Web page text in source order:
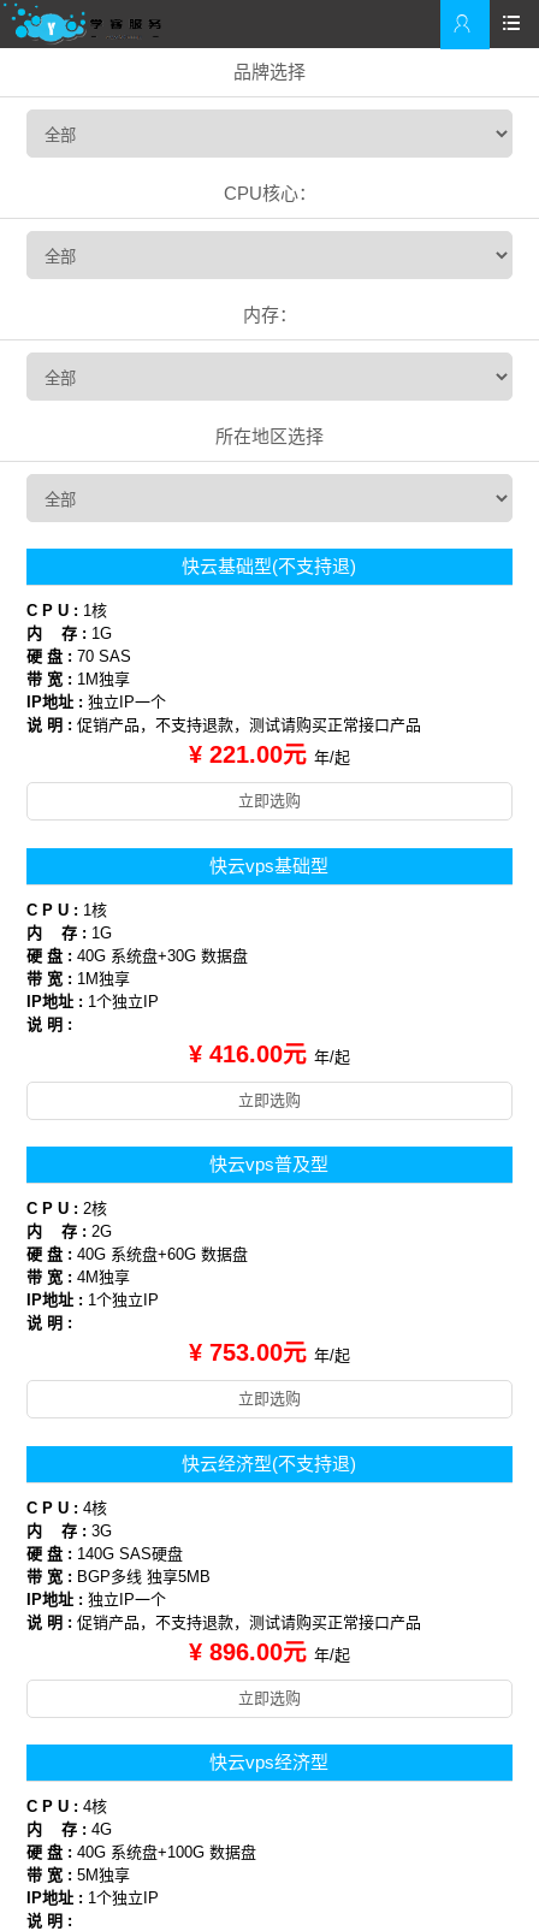


品牌选择
CPU核心：
内存：
所在地区选择
快云基础型(不支持退)
C P U : 1核
内 存 : 1G
硬 盘 :70 SAS
带 宽 : 1M独享
IP地址 :独立IP一个
说 明 :促销产品，不支持退款，测试请购买正常接口产品
¥ 221.00元 年/起
立即选购
快云vps基础型
C P U : 1核
内 存 : 1G
硬 盘 :40G 系统盘+30G 数据盘
带 宽 : 1M独享
IP地址 : 1个独立IP
说 明 :
¥ 416.00元 年/起
立即选购
快云vps普及型
C P U :2核
内 存 :2G
硬 盘 :40G 系统盘+60G 数据盘
带 宽 :4M独享
IP地址 : 1个独立IP
说 明 :
¥ 753.00元 年/起
立即选购
快云经济型(不支持退)
C P U :4核
内 存 :3G
硬 盘 : 140G SAS硬盘
带 宽 : BGP多线 独享5MB
IP地址 :独立IP一个
说 明 :促销产品，不支持退款，测试请购买正常接口产品
¥ 896.00元 年/起
立即选购
快云vps经济型
C P U :4核
内 存 :4G
硬 盘 :40G 系统盘+100G 数据盘
带 宽 :5M独享
IP地址 : 1个独立IP
说 明 :